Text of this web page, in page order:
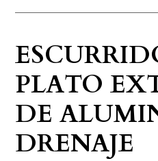
Extensible
Aluminio
con
Drenaje
cantidad
PLATO
DE
DRENAJE